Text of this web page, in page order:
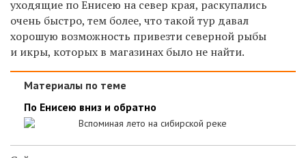
уходящие по Енисею на север края, раскупались
очень быстро, тем более, что такой тур давал
хорошую возможность привезти северной рыбы
и икры, которых в магазинах было не найти.
Материалы по теме
По Енисею вниз и обратно
Вспоминая лето на сибирской реке